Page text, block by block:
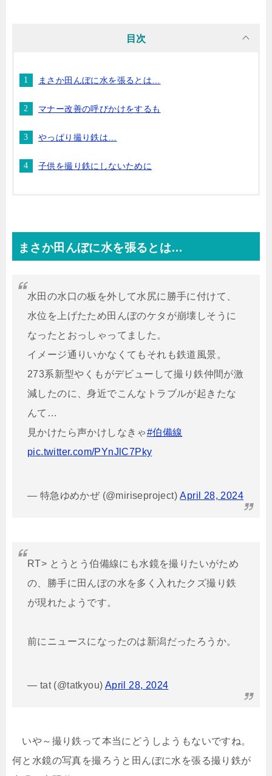
目次
まさか田んぼに水を張るとは…
マナー改善の呼びかけをするも
やっぱり撮り鉄は…
子供を撮り鉄にしないために
まさか田んぼに水を張るとは…
水田の水口の板を外して水尻に勝手に付けて、
水位を上げたため田んぼのケタが崩壊しそうに
なったとおっしゃってました。
イメージ通りいかなくてもそれも鉄道風景。
273系新型やくもがデビューして撮り鉄仲間が激
減したのに、身近でこんなトラブルが起きたな
んて…
見かけたら声かけしなきゃ#伯備線
pic.twitter.com/PYnJlC7Pky
— 特急ゆめかぜ (@miriseproject)April 28, 2024
RT> とうとう伯備線にも水鏡を撮りたいがため
の、勝手に田んぼの水を多く入れたクズ撮り鉄
が現れたようです。
前にニュースになったのは新潟だったろうか。
— tat (@tatkyou) April 28, 2024
いや～撮り鉄って本当にどうしようもないですね。
何と水鏡の写真を撮ろうと田んぼに水を張る撮り鉄が